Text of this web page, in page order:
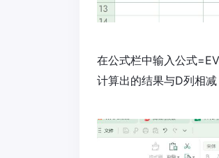
在公式栏中输入公式
计算出的结果与D列相